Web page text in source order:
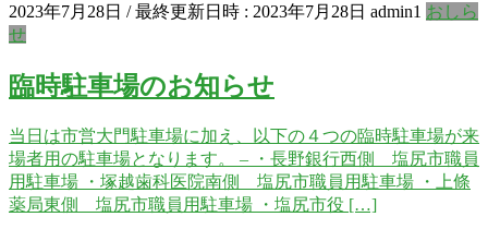
2023年7月28日 / 最終更新日時 : 2023年7月28日 admin1 おしら
せ
臨時駐車場のお知らせ
当日は市営大門駐車場に加え、以下の４つの臨時駐車場が来
場者用の駐車場となります。 – ・長野銀行西側 塩尻市職員
用駐車場 ・塚越歯科医院南側 塩尻市職員用駐車場 ・上條
薬局東側 塩尻市職員用駐車場 ・塩尻市役 […]